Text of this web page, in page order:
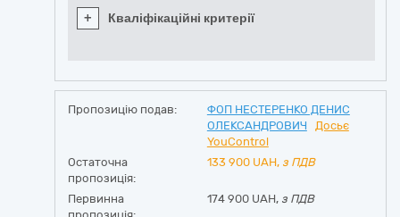
+ Кваліфікаційні критерії
Пропозицію подав:
ФОП НЕСТЕРЕНКО ДЕНИС
ОЛЕКСАНДРОВИЧ
Досьє
YouControl
Остаточна
пропозиція:
133 900 UAH, з ПДВ
Первинна
174 900 UAH, з ПДВ